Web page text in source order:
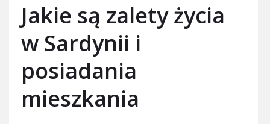
Jakie są zalety życia
w Sardynii i
posiadania
mieszkania